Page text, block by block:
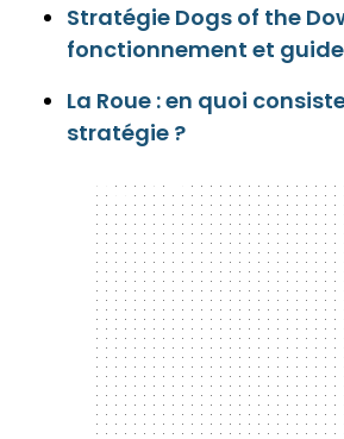
Stratégie Dogs of the
fonctionnement et guide
La Roue : en quoi
stratégie ?
300 x 250